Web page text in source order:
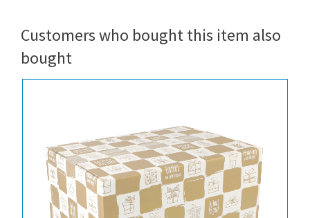
Customers who bought this item also
bought